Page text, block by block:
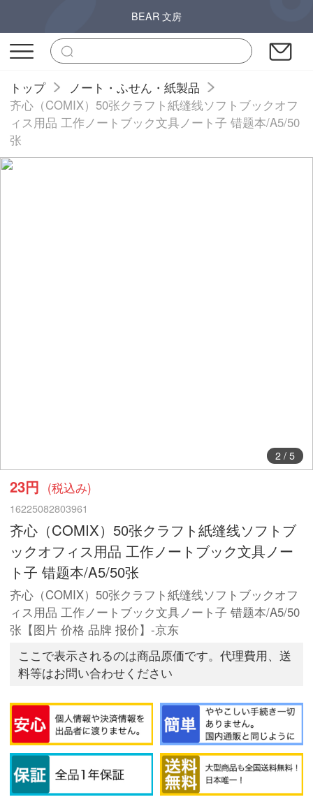
BEAR 文房
トップ
ノート・ふせん・紙製品
齐心（COMIX）50张クラフト紙缝线ソフトブックオフ
ィス用品 工作ノートブック文具ノート子 错题本/A5/50
张
2/ 5
23円 (税込み)
16225082803961
齐心（COMIX）50张クラフト紙缝线ソフトブ
ックオフィス用品 工作ノートブック文具ノー
ト子 错题本/A5/50张
齐心（COMIX）50张クラフト紙缝线ソフトブックオフ
ィス用品 工作ノートブック文具ノート子 错题本/A5/50
张【图片 价格 品牌 报价】-京东
ここで表示されるのは商品原価です。代理費用、送
料等はお問い合わせください